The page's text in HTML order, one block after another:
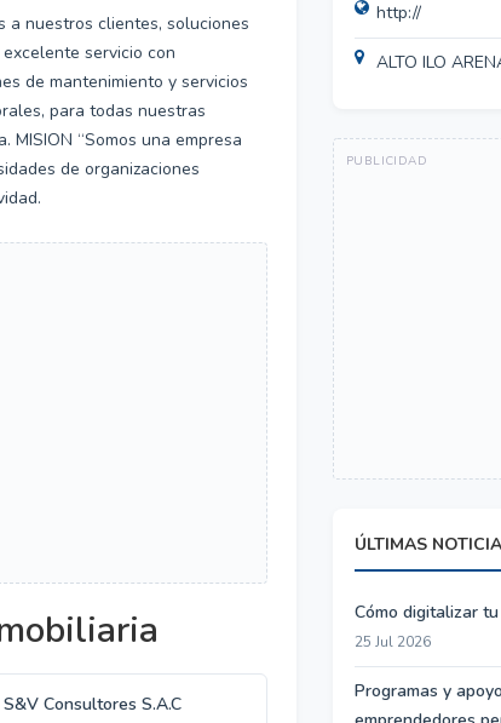
a nuestros clientes, soluciones
servicio con
de mantenimiento y servicios
para todas nuestras
“Somos una empresa
de organizaciones
Consultores S.A.C
http://
ALTO ILO
ÚLTIMAS
Cómo digitalizar
25 Jul 2026
Programas y